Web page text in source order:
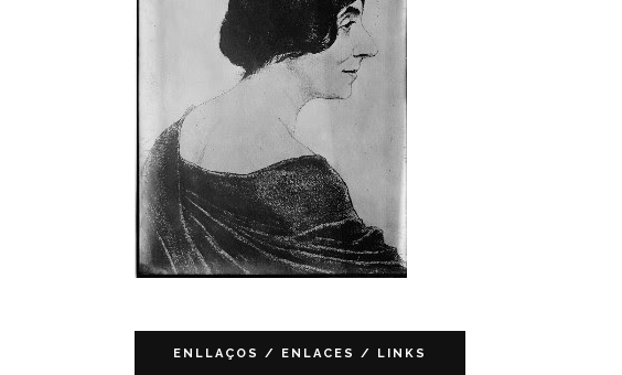
ENLLAÇOS / ENLACES / LINKS